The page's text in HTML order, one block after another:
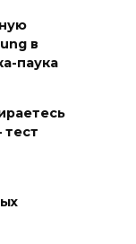
в
паука
тест